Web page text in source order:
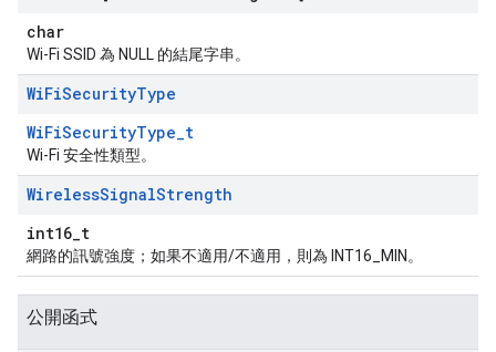
char
Wi-Fi SSID 為 NULL 的結尾字串。
WiFiSecurityType
WiFiSecurityType_t
Wi-Fi 安全性類型。
WirelessSignalStrength
int16_t
網路的訊號強度；如果不適用/不適用，則為 INT16_MIN。
公開函式